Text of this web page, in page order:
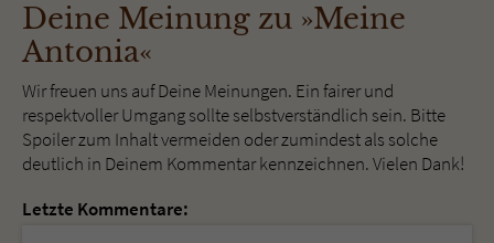
Deine Meinung zu »Meine
Antonia«
Wir freuen uns auf Deine Meinungen. Ein fairer und
respektvoller Umgang sollte selbstverständlich sein. Bitte
Spoiler zum Inhalt vermeiden oder zumindest als solche
deutlich in Deinem Kommentar kennzeichnen. Vielen Dank!
Letzte Kommentare: